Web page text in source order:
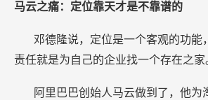
马云之痛：定位靠天才是不靠谱的
邓德隆说，定位是一个客观的功能
责任就是为自己的企业找一个存在之家
阿里巴巴创始人马云做到了，他为